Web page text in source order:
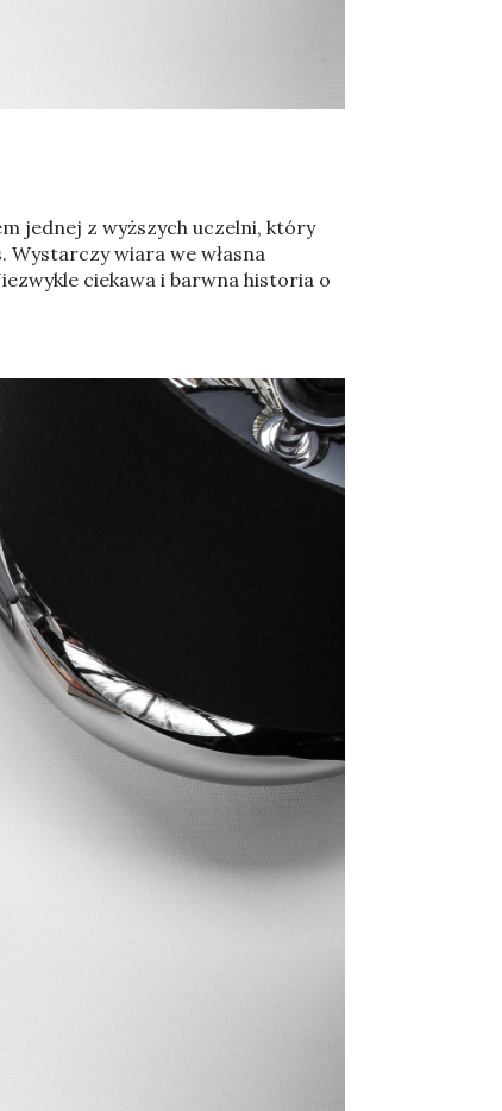
jednej z wyższych uczelni, który
wiara we własna
ciekawa i barwna historia o